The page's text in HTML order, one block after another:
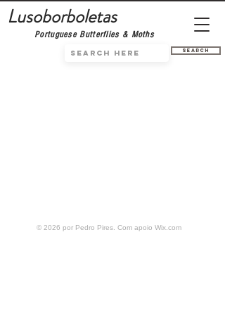
Lusoborboletas
Portuguese Butterflies & Moths
Search
© 2026 por Pedro Pires. Com apoio Wix.com